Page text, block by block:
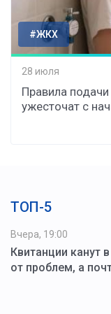
#ЖКХ
28 июля
Правила
ужесточат с
ТОП-5
Вчера, 19:00
Квитанции канут
от проблем, а